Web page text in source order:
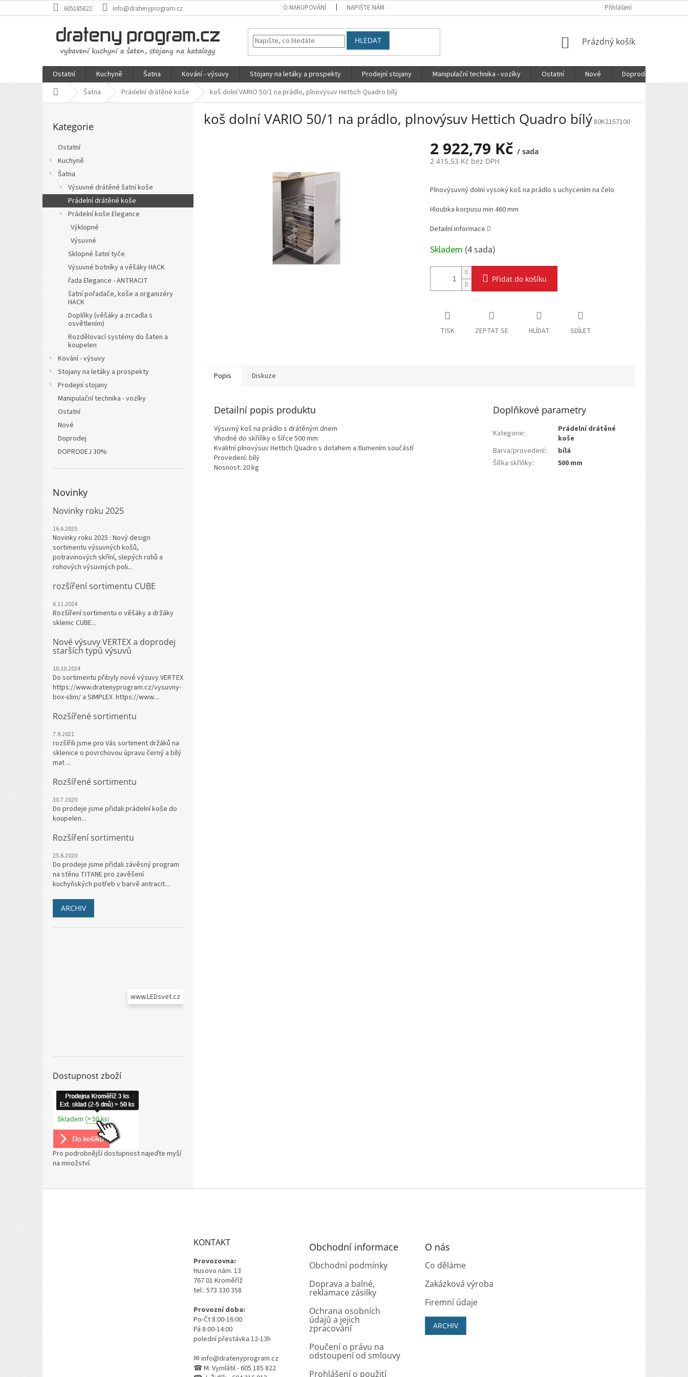
na
605185822 info@dratenyprogram.cz O NAKUPOVÁNÍ NAPIŠTE NÁM Přihlášení
HLEDAT
NÁKUPNÍ
Prázdný košík
Ostatní Kuchyně Šatna Kování - výsuvy Stojany na letáky a prospekty Prodejní stojany Manipulační technika - vozíky Ostatní Nové Doprodej
Domů Šatna Prádelní drátěné koše koš dolní VARIO 50/1 na prádlo, plnovýsuv Hettich Quadro bílý
í
p
kategorie
Kategorie
Ostatní
Kuchyně
Šatna
Výsuvné drátěné šatní koše
Prádelní drátěné koše
Prádelní koše Elegance
Výklopné
Výsuvné
Sklopné šatní tyče
Výsuvné botníky a věšáky HACK
řada Elegance - ANTRACIT
šatní pořadače, koše a organizéry
HACK
Doplňky (věšáky a zrcadla s
osvětlením)
Rozdělovací systémy do šaten a
koupelen
Kování - výsuvy
Stojany na letáky a prospekty
Prodejní stojany
Manipulační technika - vozíky
Ostatní
Nové
Doprodej
DOPRODEJ 30%
Novinky
Novinky roku 2025
16.6.2025
Novinky roku 2025 : Nový design
sortimentu výsuvných košů,
potravinových skříní, slepých rohů a
rohových výsuvných poli...
rozšíření sortimentu CUBE
6.11.2024
Rozšíření sortimentu o věšáky a držáky
sklenic CUBE...
Nové výsuvy VERTEX a doprodej
starších typů výsuvů
10.10.2024
Do sortimentu přibyly nové výsuvy VERTEX
https://www.dratenyprogram.cz/vysuvny-
box-slim/ a SIMPLEX https://www....
Rozšířené sortimentu
7.9.2021
rozšířili jsme pro Vás sortiment držáků na
sklenice o povrchovou úpravu černý a bílý
mat ...
Rozšířené sortimentu
30.7.2020
Do prodeje jsme přidali prádelní koše do
koupelen...
Rozšíření sortimentu
25.6.2020
Do prodeje jsme přidali závěsný program
na stěnu TITANE pro zavěšení
kuchyňských potřeb v barvě antracit....
ARCHIV
www.LEDsvet.cz
Dostupnost zboží
Pro podrobnější dostupnost najeďte myší
na množství.
koš dolní VARIO 50/1 na prádlo, plnovýsuv Hettich Quadro bílý 80K2157100
2 922,79 Kč / sada
2 415,53 Kč bez DPH
cena:
Plnovýsuvný dolní vysoký koš na prádlo s uchycením na čelo
Hloubka korpusu min 460 mm
Detailní informace
Skladem (4 sada)
Přidat do košíku
TISK ZEPTAT SE HLÍDAT SDÍLET
Popis Diskuze
Detailní popis produktu
Výsuvný koš na prádlo s drátěným dnem
Vhodné do skříňky o šířce 500 mm
Kvalitní plnovýsuv Hettich Quadro s dotahem a tlumením součástí
Provedení: bílý
Nosnost: 20 kg
Doplňkové parametry
Kategorie:
Prádelní drátěné
koše
Barva/provedení::
bílá
Šířka skříňky:: 500 mm
KONTAKT
Provozovna:
Husovo nám. 13
767 01 Kroměříž
tel.: 573 330 358
Provozní doba:
Po-Čt 8:00-16:00
Pá 8:00-14:00
polední přestávka 12-13h
✉ info@dratenyprogram.cz
☎ M. Vymlátil - 605 185 822
Obchodní informace
Obchodní podmínky
Doprava a balné,
reklamace zásilky
Ochrana osobních
údajů a jejich
zpracování
Poučení o právu na
odstoupení od smlouvy
Prohlášení o použití
O nás
Co děláme
Zakázková výroba
Firemní údaje
ARCHIV